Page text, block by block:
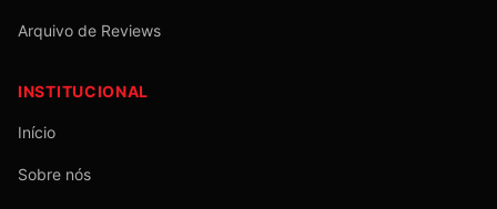
Arquivo de Reviews
INSTITUCIONAL
Início
Sobre nós